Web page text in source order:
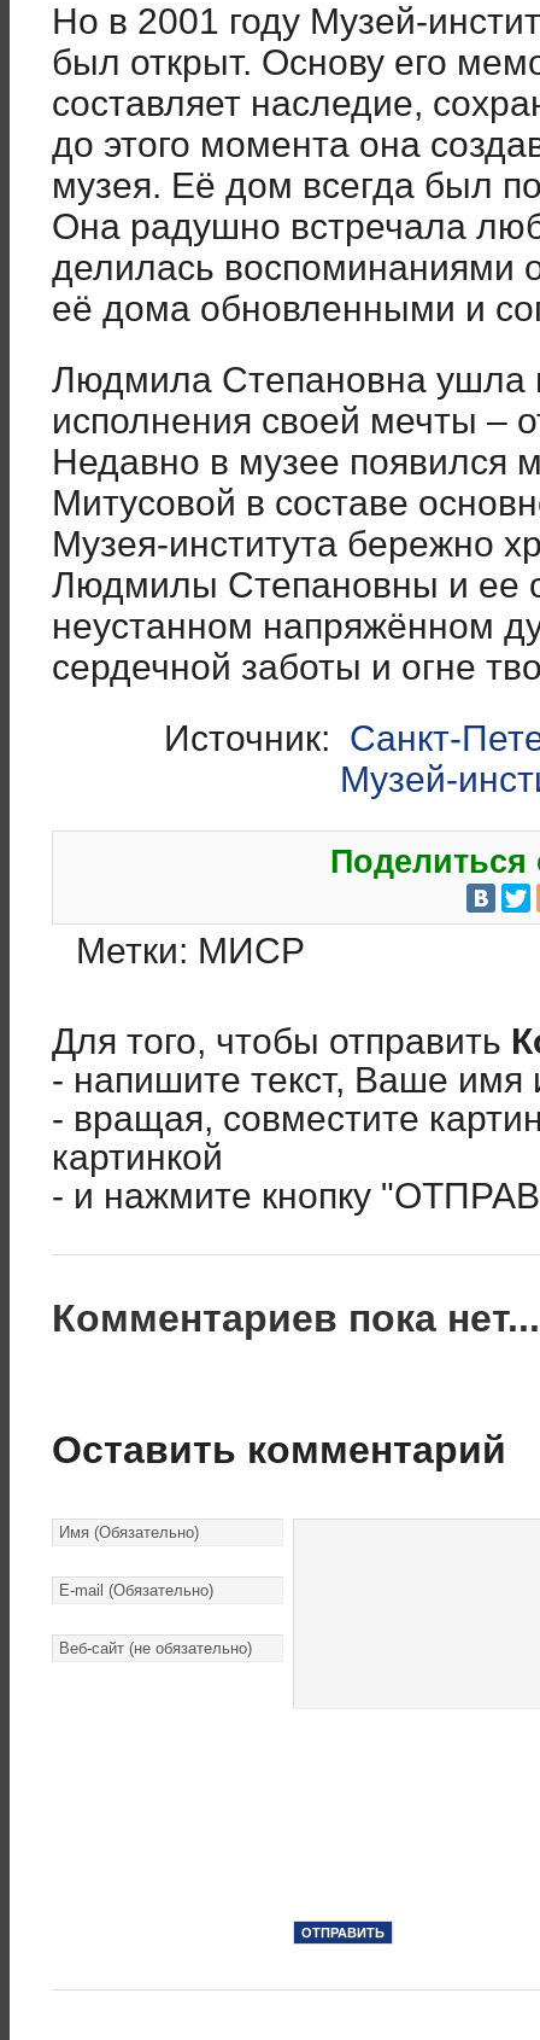
Но в 2001 году Музей-
был открыт. Основу его
составляет наследие,
до этого момента она
музея. Её дом всегда был
Она радушно встречала
делилась воспоминаниями
её дома обновленными и
Людмила Степановна ушла
исполнения своей мечты –
Недавно в музее появился
Митусовой в составе
Музея-института бережно
Людмилы Степановны и ее
неустанном напряжённом
сердечной заботы и огне
Источник: Санкт-
Музей-
Поделиться
Метки: МИСР
Для того, чтобы отправить
- напишите текст, Ваше имя
- вращая, совместите
картинкой
- и нажмите кнопку
Комментариев пока
Оставить комментарий